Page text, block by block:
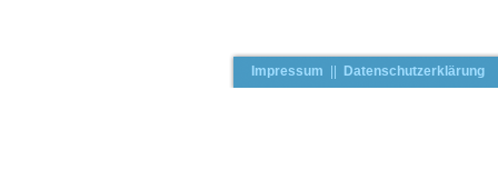
Impressum || Datenschutzerklärung